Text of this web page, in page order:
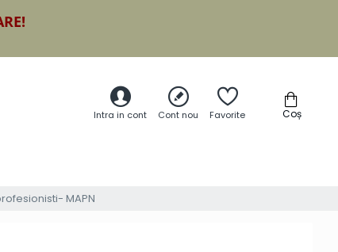
Intra in cont Cont nou Favorite Coș
MAPN